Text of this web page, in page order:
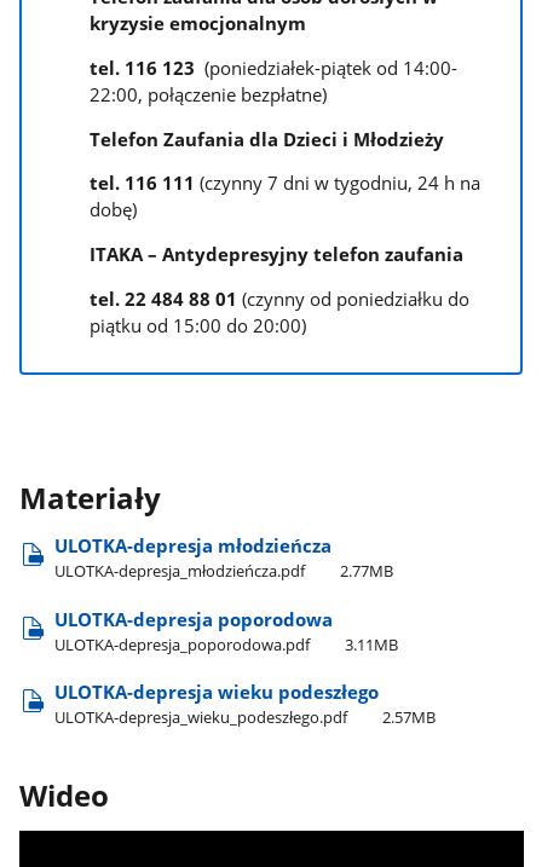
kryzysie emocjonalnym
tel. 116 123 (poniedziałek-piątek od 14:00-
22:00, połączenie bezpłatne)
Telefon Zaufania dla Dzieci i Młodzieży
tel. 116 111(czynny 7 dni w tygodniu, 24 h na
dobę)
ITAKA – Antydepresyjny telefon zaufania
tel. 22 484 88 01(czynny od poniedziałku do
piątku od 15:00 do 20:00)
Materiały
ULOTKA-depresja młodzieńcza
ULOTKA-depresja​_młodzieńcza.pdf 2.77MB
ULOTKA-depresja poporodowa
ULOTKA-depresja​_poporodowa.pdf 3.11MB
ULOTKA-depresja wieku podeszłego
ULOTKA-depresja​_wieku​_podeszłego.pdf 2.57MB
Wideo